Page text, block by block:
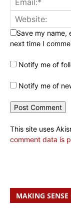
Save my name,
next time I
Notify me of
Notify me of
This site uses
comment data is
MAKING SENSE